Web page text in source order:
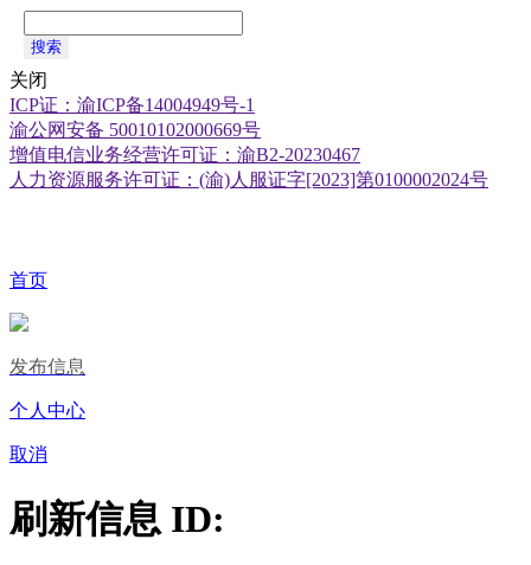
搜索
关闭
ICP证：渝ICP备14004949号-1
渝公网安备 50010102000669号
增值电信业务经营许可证：渝B2-20230467
人力资源服务许可证：(渝)人服证字[2023]第0100002024号
首页
发布信息
个人中心
取消
刷新信息 ID: